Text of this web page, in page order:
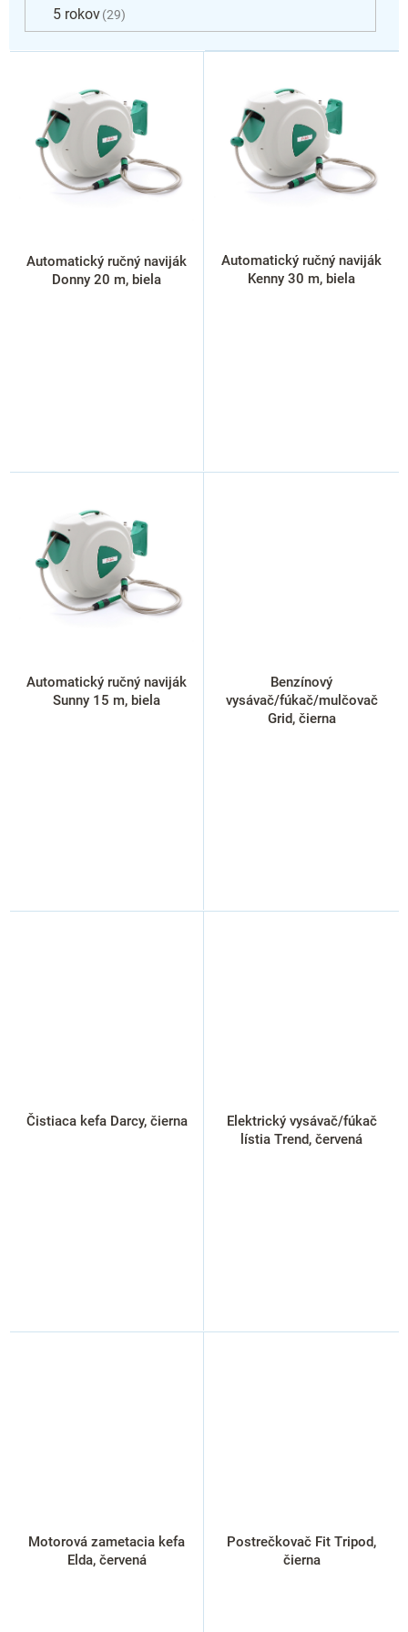
5 rokov 29
V
Automatický ručný naviják
Donny 20 m, biela
Automatický ručný naviják
Kenny 30 m, biela
Automatický ručný naviják
Sunny 15 m, biela
Benzínový
vysávač/fúkač/mulčovač
Grid, čierna
Čistiaca kefa Darcy, čierna
Elektrický vysávač/fúkač
lístia Trend, červená
Motorová zametacia kefa
Elda, červená
Postrečkovač Fit Tripod,
čierna